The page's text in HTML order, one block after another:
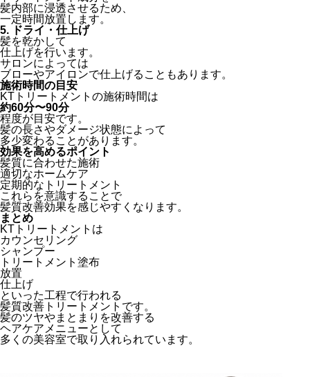
髪内部に浸透させるため、
一定時間放置します。
5. ドライ・仕上げ
髪を乾かして
仕上げを行います。
サロンによっては
ブローやアイロンで仕上げることもあります。
施術時間の目安
KTトリートメントの施術時間は
約60分〜90分
程度が目安です。
髪の長さやダメージ状態によって
多少変わることがあります。
効果を高めるポイント
髪質に合わせた施術
適切なホームケア
定期的なトリートメント
これらを意識することで
髪質改善効果を感じやすくなります。
まとめ
KTトリートメントは
カウンセリング
シャンプー
トリートメント塗布
放置
仕上げ
といった工程で行われる
髪質改善トリートメントです。
髪のツヤやまとまりを改善する
ヘアケアメニューとして
多くの美容室で取り入れられています。